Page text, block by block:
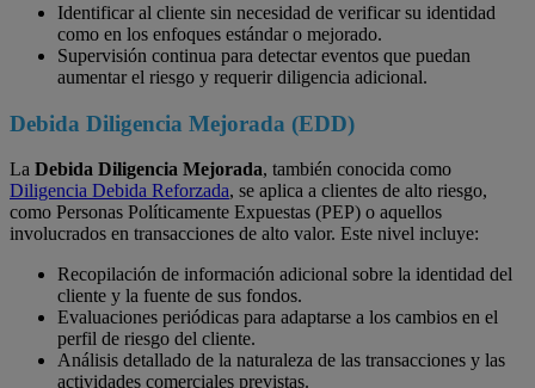
Identificar al cliente sin necesidad de verificar su identidad
como en los enfoques estándar o mejorado.
Supervisión continua para detectar eventos que puedan
aumentar el riesgo y requerir diligencia adicional.
Debida Diligencia Mejorada (EDD)
La Debida Diligencia Mejorada, también conocida como
Diligencia Debida Reforzada, se aplica a clientes de alto riesgo,
como Personas Políticamente Expuestas (PEP) o aquellos
involucrados en transacciones de alto valor. Este nivel incluye:
Recopilación de información adicional sobre la identidad del
cliente y la fuente de sus fondos.
Evaluaciones periódicas para adaptarse a los cambios en el
perfil de riesgo del cliente.
Análisis detallado de la naturaleza de las transacciones y las
actividades comerciales previstas.